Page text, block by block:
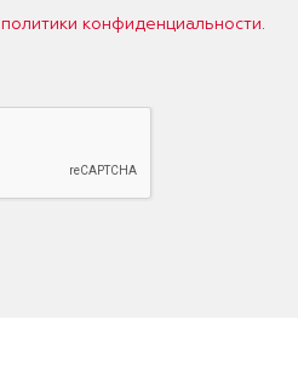
конфиденциальности.